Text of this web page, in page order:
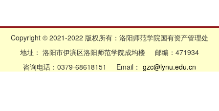
Copyright © 2021-2022 版权所有：洛阳师范学院国有资产管理处
地址： 洛阳市伊滨区洛阳师范学院成均楼 邮编：471934
咨询电话：0379-68618151 Email： gzc@lynu.edu.cn